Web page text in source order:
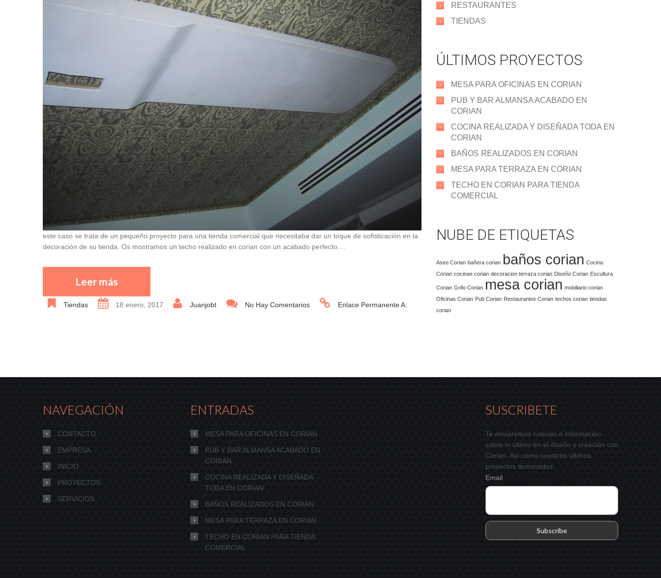
este caso se trata de un pequeño proyecto para una tienda comercial que necesitaba dar un toque de sofisticación en la
decoración de su tienda. Os mostramos un techo realizado en corian con un acabado perfecto....
Leer más
Tiendas 18 enero, 2017 Juanjobt No Hay Comentarios Enlace Permanente A:
RESTAURANTES
TIENDAS
ÚLTIMOS PROYECTOS
MESA PARA OFICINAS EN CORIAN
PUB Y BAR ALMANSA ACABADO EN
CORIAN
COCINA REALIZADA Y DISEÑADA TODA EN
CORIAN
BAÑOS REALIZADOS EN CORIAN
MESA PARA TERRAZA EN CORIAN
TECHO EN CORIAN PARA TIENDA
COMERCIAL
NUBE DE ETIQUETAS
Aseo Corian bañera corian baños corian Cocina
Corian cocinas corian decoracion terraza corian Diseño Corian Escultura
Corian Grifo Corian mesa corian mobiliario corian
Oficinas Corian Pub Corian Restaurantes Corian techos corian tiendas
corian
NAVEGACIÓN
CONTACTO
EMPRESA
INICIO
PROYECTOS
SERVICIOS
ENTRADAS
MESA PARA OFICINAS EN CORIAN
PUB Y BAR ALMANSA ACABADO EN
CORIAN
COCINA REALIZADA Y DISEÑADA
TODA EN CORIAN
BAÑOS REALIZADOS EN CORIAN
MESA PARA TERRAZA EN CORIAN
TECHO EN CORIAN PARA TIENDA
COMERCIAL
SUSCRIBETE
Te enviaremos noticias e información
sobre lo último en el diseño y creación con
Corian. Asi como nuestros últimos
proyectos terminados.
Email